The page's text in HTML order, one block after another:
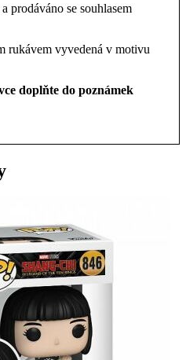
prodáváno se souhlasem
rukávem vyvedená v motivu
doplňte do poznámek